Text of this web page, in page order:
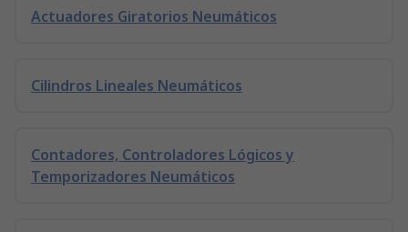
Actuadores Giratorios Neumáticos
Cilindros Lineales Neumáticos
Contadores, Controladores Lógicos y
Temporizadores Neumáticos